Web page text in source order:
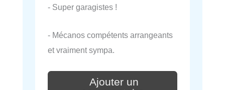
- Super garagistes !
- Mécanos compétents arrangeants
et vraiment sympa.
Ajouter un